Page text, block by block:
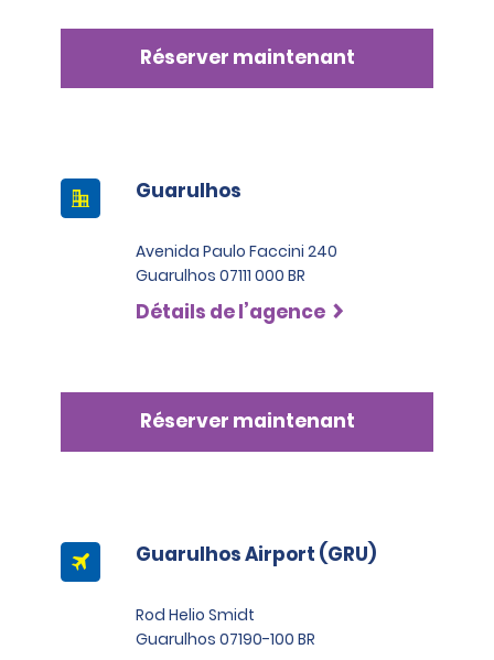
Réserver maintenant
Guarulhos
Avenida Paulo Faccini 240
Guarulhos 07111 000 BR
Détails de l’agence
Réserver maintenant
Guarulhos Airport (GRU)
Rod Helio Smidt
Guarulhos 07190-100 BR